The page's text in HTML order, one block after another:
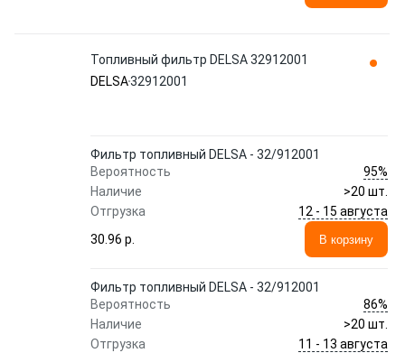
Топливный фильтр DELSA 32912001
DELSA32912001
Фильтр топливный DELSA - 32/912001
Вероятность
95%
Наличие
>20 шт.
Отгрузка
12 - 15 августа
30.96 p.
В корзину
Фильтр топливный DELSA - 32/912001
Вероятность
86%
Наличие
>20 шт.
Отгрузка
11 - 13 августа